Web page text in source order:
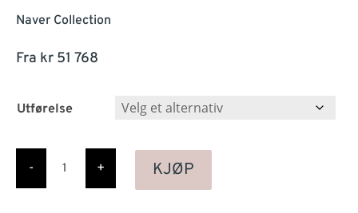
Naver Collection
Fra kr 51 768
Utførelse
-
2730
m/stålunderstell
+ KJØP